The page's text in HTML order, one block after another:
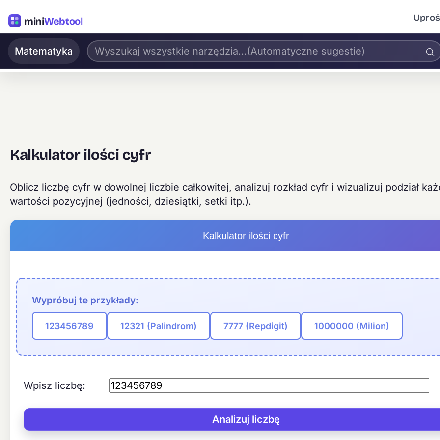
miniWebtool
Matematyka
Kalkulator ilości cyfr
Oblicz liczbę cyfr w dowolnej liczbie całkowitej, analizuj rozkład cyfr i wizualizuj podział
wartości pozycyjnej (jedności, dziesiątki, setki itp.).
Kalkulator ilości cyfr
Wypróbuj te przykłady:
123456789 12321 (Palindrom) 7777 (Repdigit) 1000000 (Milion)
Wpisz liczbę: